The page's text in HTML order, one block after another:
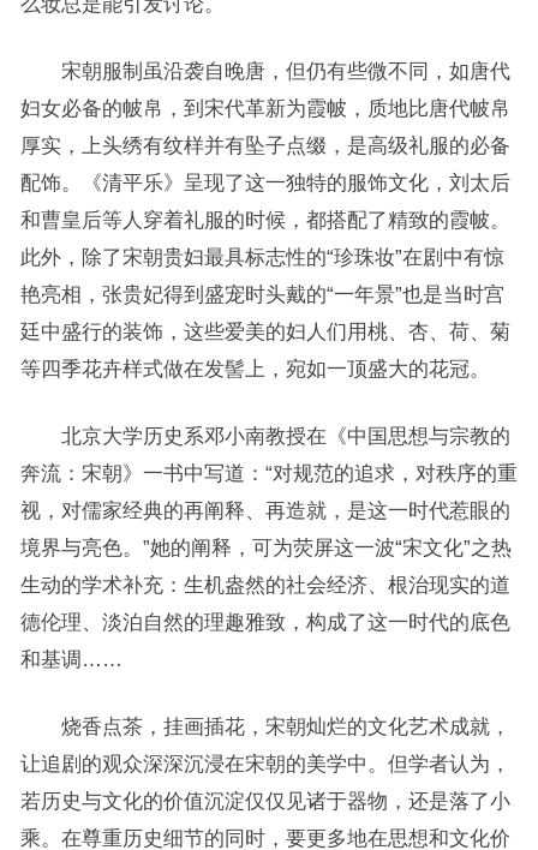
宋朝服制虽沿袭自晚唐，但仍有些微不同，如唐代
妇女必备的帔帛，到宋代革新为霞帔，质地比唐代帔帛
厚实，上头绣有纹样并有坠子点缀，是高级礼服的必备
配饰。《清平乐》呈现了这一独特的服饰文化，刘太后
和曹皇后等人穿着礼服的时候，都搭配了精致的霞帔。
此外，除了宋朝贵妇最具标志性的“珍珠妆”在剧中有惊
艳亮相，张贵妃得到盛宠时头戴的“一年景”也是当时宫
廷中盛行的装饰，这些爱美的妇人们用桃、杏、荷、菊
等四季花卉样式做在发髻上，宛如一顶盛大的花冠。
北京大学历史系邓小南教授在《中国思想与宗教的
奔流：宋朝》一书中写道：“对规范的追求，对秩序的重
视，对儒家经典的再阐释、再造就，是这一时代惹眼的
境界与亮色。”她的阐释，可为荧屏这一波“宋文化”之热
生动的学术补充：生机盎然的社会经济、根治现实的道
德伦理、淡泊自然的理趣雅致，构成了这一时代的底色
和基调……
烧香点茶，挂画插花，宋朝灿烂的文化艺术成就，
让追剧的观众深深沉浸在宋朝的美学中。但学者认为，
若历史与文化的价值沉淀仅仅见诸于器物，还是落了小
乘。在尊重历史细节的同时，要更多地在思想和文化价